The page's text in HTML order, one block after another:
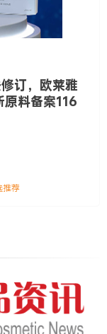
订，欧莱雅
料备案116
推荐